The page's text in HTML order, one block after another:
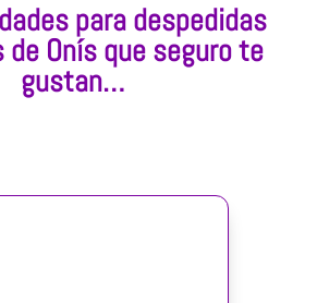
para despedidas
de Onís que seguro te
gustan…